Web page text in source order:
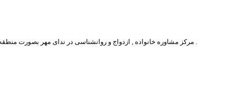
مرکز مشاوره خانواده , ازدواج و روانشناسی در ندای مهر بصورت منطقه شهرداری دسته بندی شده است که با اطلاع از منطقه محل سکونت یا محل کار خود می توانید نزدیکترین مرکز مشاوره روانشناسی را به خود مشاهده و با ان تماس بگیرید .